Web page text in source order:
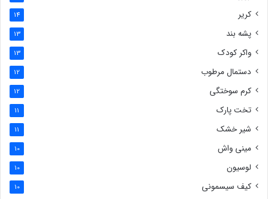
کریر 14
پشه بند 13
واکر کودک 13
دستمال مرطوب 12
کرم سوختگی 12
تخت پارک 11
شیر خشک 11
مینی واش 10
لوسیون 10
کیف سیسمونی 10